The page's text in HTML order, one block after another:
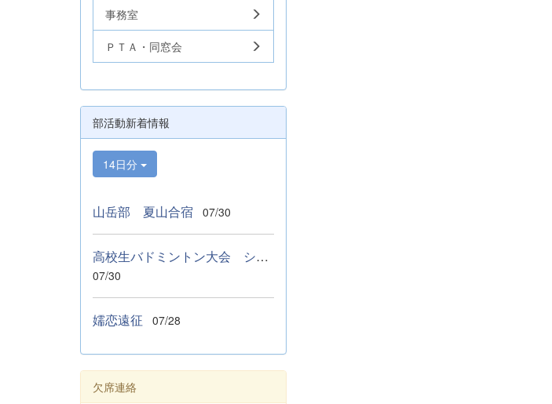
事務室
ＰＴＡ・同窓会
部活動新着情報
14日分
山岳部 夏山合宿 07/30
高校生バドミントン大会 シングルス ベスト１６
07/30
嬬恋遠征 07/28
欠席連絡